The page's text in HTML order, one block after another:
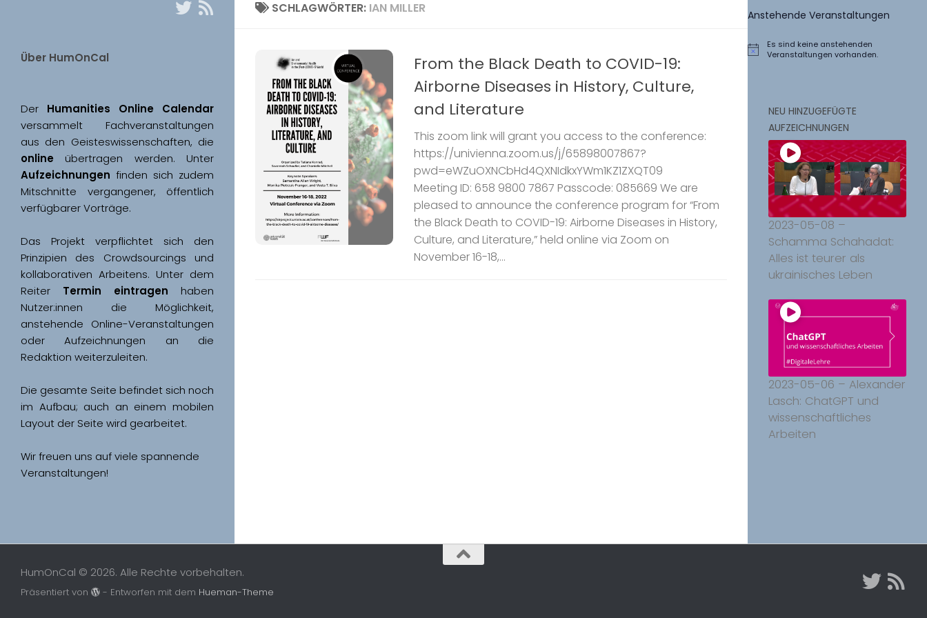
SCHLAGWÖRTER: IAN MILLER
From the Black Death to COVID-19:
Airborne Diseases in History, Culture,
and Literature
This zoom link will grant you access to the conference:
https://univienna.zoom.us/j/65898007867?
pwd=eWZuOXNCbHd4QXNIdkxYWm1KZ1ZXQT09
Meeting ID: 658 9800 7867 Passcode: 085669 We are
pleased to announce the conference program for “From
the Black Death to COVID-19: Airborne Diseases in History,
Culture, and Literature,” held online via Zoom on
November 16-18,...
Über HumOnCal
Der
versammelt Fachveranstaltungen
online
Aufzeichnungen finden sich zudem
Mitschnitte vergangener, öffentlich
Das Projekt verpflichtet sich den
Prinzipien des Crowdsourcings und
kollaborativen Arbeitens. Unter dem
Reiter Termin eintragen haben
Nutzer:innen die Möglichkeit,
anstehende Online-Veranstaltungen
oder Aufzeichnungen an die
Redaktion weiterzuleiten.
Die gesamte Seite befindet sich noch
im Aufbau; auch an einem mobilen
Wir freuen uns auf viele spannende
Veranstaltungen!
Anstehende Veranstaltungen
Hinweis
Es sind keine anstehenden
Veranstaltungen vorhanden.
NEU HINZUGEFÜGTE
AUFZEICHNUNGEN
2023-05-08 –
Schamma Schahadat:
Alles ist teurer als
ukrainisches Leben
2023-05-06 – Alexander
Lasch: ChatGPT und
wissenschaftliches
Arbeiten
HumOnCal © 2026. Alle Rechte vorbehalten.
Präsentiert von - Entworfen mit dem Hueman-Theme